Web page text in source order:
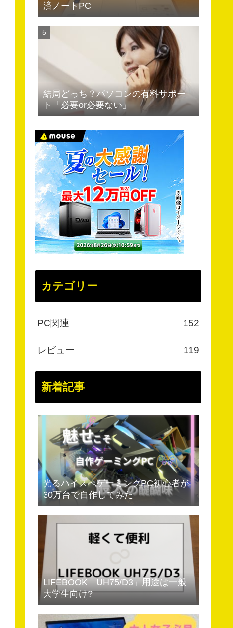
済ノートPC
結局どっち？パソコンの有料サポー
ト「必要or必要ない」
カテゴリー
PC関連 152
レビュー 119
新着記事
光るハイスぺゲーミングPC初心者が
30万台で自作してみた
LIFEBOOK「UH75/D3」用途は一般
大学生向け?